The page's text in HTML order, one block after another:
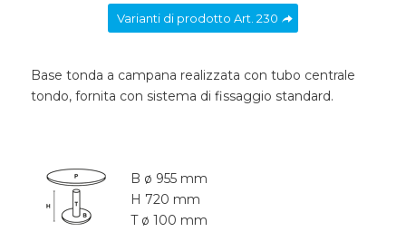
Varianti di prodotto Art. 230
Base tonda a campana realizzata con tubo centrale
tondo, fornita con sistema di fissaggio standard.
B ø 955 mm
H 720 mm
T ø 100 mm